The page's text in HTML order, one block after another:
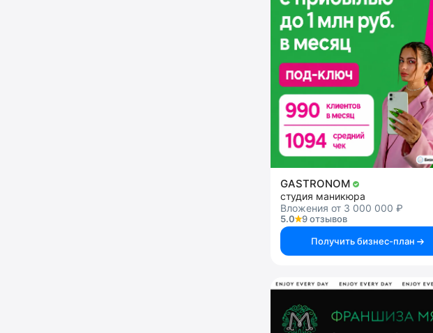
GASTRONOM
студия маникюра
Вложения от 3 000 000 ₽
5.0
9 отзывов
Получить бизнес-план